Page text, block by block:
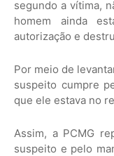
segundo a vítima,
homem ainda
autorização e
Por meio de
suspeito cumpre
que ele estava no
Assim, a PCMG
suspeito e pelo